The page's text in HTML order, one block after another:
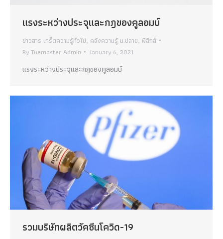
แรงระหว่างประจุและกฎของคูลอมบ์
ข่าวสาร เกร็ดความรู้ทั่วไป, คลังความรู้ ม.ปลาย, ฟิสิกส์
ByTuemaster Admin January 6, 2021
แรงระหว่างประจุและกฎของคูลอมบ์
รวมบริษัทผลิตวัคซีนโควิด-19